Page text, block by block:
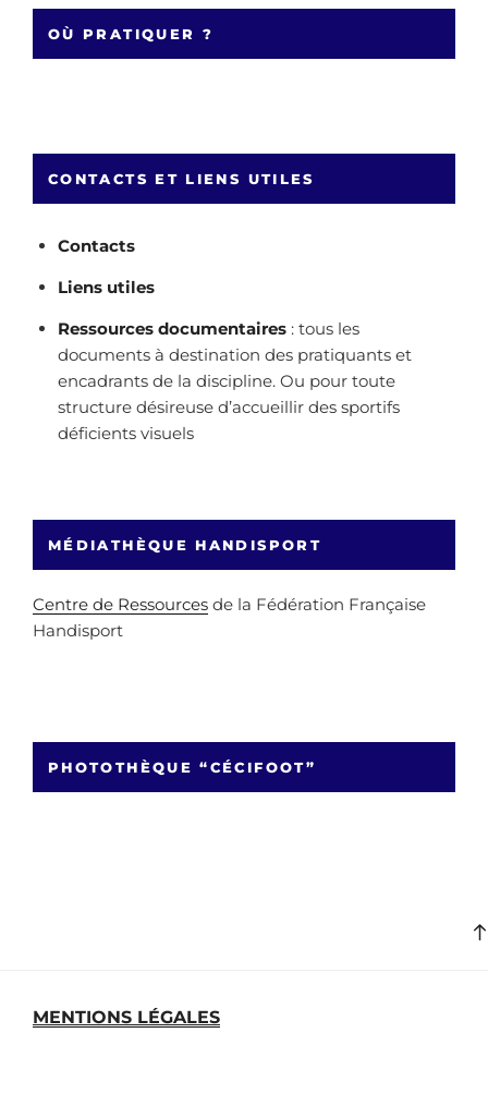
OÙ PRATIQUER ?
CONTACTS ET LIENS UTILES
Contacts
Liens utiles
Ressources documentaires : tous les
documents à destination des pratiquants et
encadrants de la discipline. Ou pour toute
structure désireuse d’accueillir des sportifs
déficients visuels
MÉDIATHÈQUE HANDISPORT
Centre de Ressources de la Fédération Française
Handisport
PHOTOTHÈQUE “CÉCIFOOT”
MENTIONS LÉGALES